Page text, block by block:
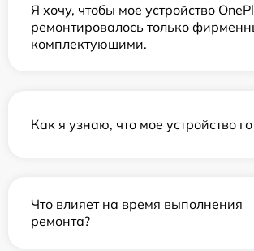
Я хочу, чтобы мое устройство
ремонтировалось только
комплектующими.
Как я узнаю, что мое устройство
Что влияет на время выполнения
ремонта?